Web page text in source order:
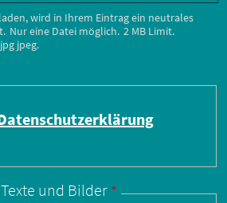
wird in Ihrem Eintrag ein neutrales
Nur eine Datei möglich. 2 MB Limit.
jpeg.
und Bilder